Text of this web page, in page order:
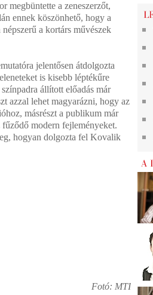
megbüntette a zeneszerzőt,
ennek köszönhető, hogy a
a kortárs művészek
jelentősen átdolgozta
is kisebb léptékűre
állított előadás már
azzal lehet magyarázni, hogy az
másrészt a publikum már
fűződő modern fejleményeket.
hogyan dolgozta fel Kovalik
Fotó: MTI